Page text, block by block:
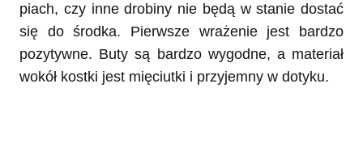
piach, czy inne drobiny nie będą w stanie dostać
się do środka. Pierwsze wrażenie jest bardzo
pozytywne. Buty są bardzo wygodne, a materiał
wokół kostki jest mięciutki i przyjemny w dotyku.